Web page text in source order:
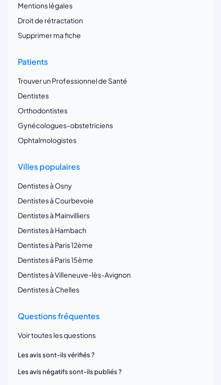
Mentions légales
Droit de rétractation
Supprimer ma fiche
Patients
Trouver un Professionnel de Santé
Dentistes
Orthodontistes
Gynécologues-obstetriciens
Ophtalmologistes
Villes populaires
Dentistes à Osny
Dentistes à Courbevoie
Dentistes à Mainvilliers
Dentistes à Hambach
Dentistes à Paris 12ème
Dentistes à Paris 15ème
Dentistes à Villeneuve-lès-Avignon
Dentistes à Chelles
Questions fréquentes
Voir toutes les questions
Les avis sont-ils vérifiés ?
Les avis négatifs sont-ils publiés ?